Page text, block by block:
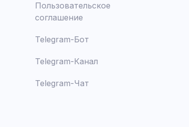
Пользовательское
соглашение
Telegram-Бот
Telegram-Канал
Telegram-Чат